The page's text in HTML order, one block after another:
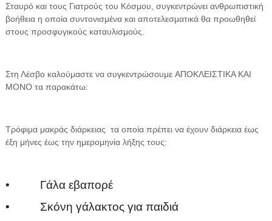
Σταυρό και τους Γιατρούς του Κόσμου, συγκεντρώνει ανθρωπιστική
βοήθεια η οποία συντονισμένα και αποτελεσματικά θα προωθηθεί
στους προσφυγικούς καταυλισμούς.
Στη Λέσβο καλούμαστε να συγκεντρώσουμε ΑΠΟΚΛΕΙΣΤΙΚΑ ΚΑΙ
ΜΟΝΟ τα παρακάτω:
Τρόφιμα μακράς διάρκειας τα οποία πρέπει να έχουν διάρκεια έως
έξη μήνες έως την ημερομηνία λήξης τους:
• Γάλα εβαπορέ
• Σκόνη γάλακτος για παιδιά